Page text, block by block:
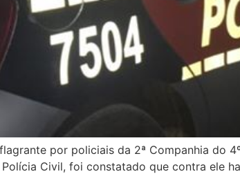
por policiais da 2ª Companhia do
Civil, foi constatado que contra ele